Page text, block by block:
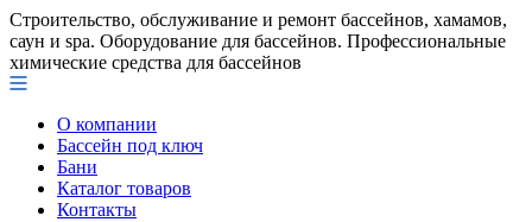
Строительство, обслуживание и ремонт бассейнов, хамамов,
саун и spa. Оборудование для бассейнов. Профессиональные
химические средства для бассейнов
О компании
Бассейн под ключ
Бани
Каталог товаров
Контакты